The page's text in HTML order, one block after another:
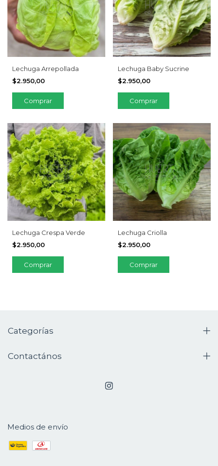
Lechuga Arrepollada
$2.950,00
Lechuga Baby Sucrine
$2.950,00
Lechuga Crespa Verde
$2.950,00
Comprar
Lechuga Criolla
$2.950,00
Categorías
Contactános
Medios de envío